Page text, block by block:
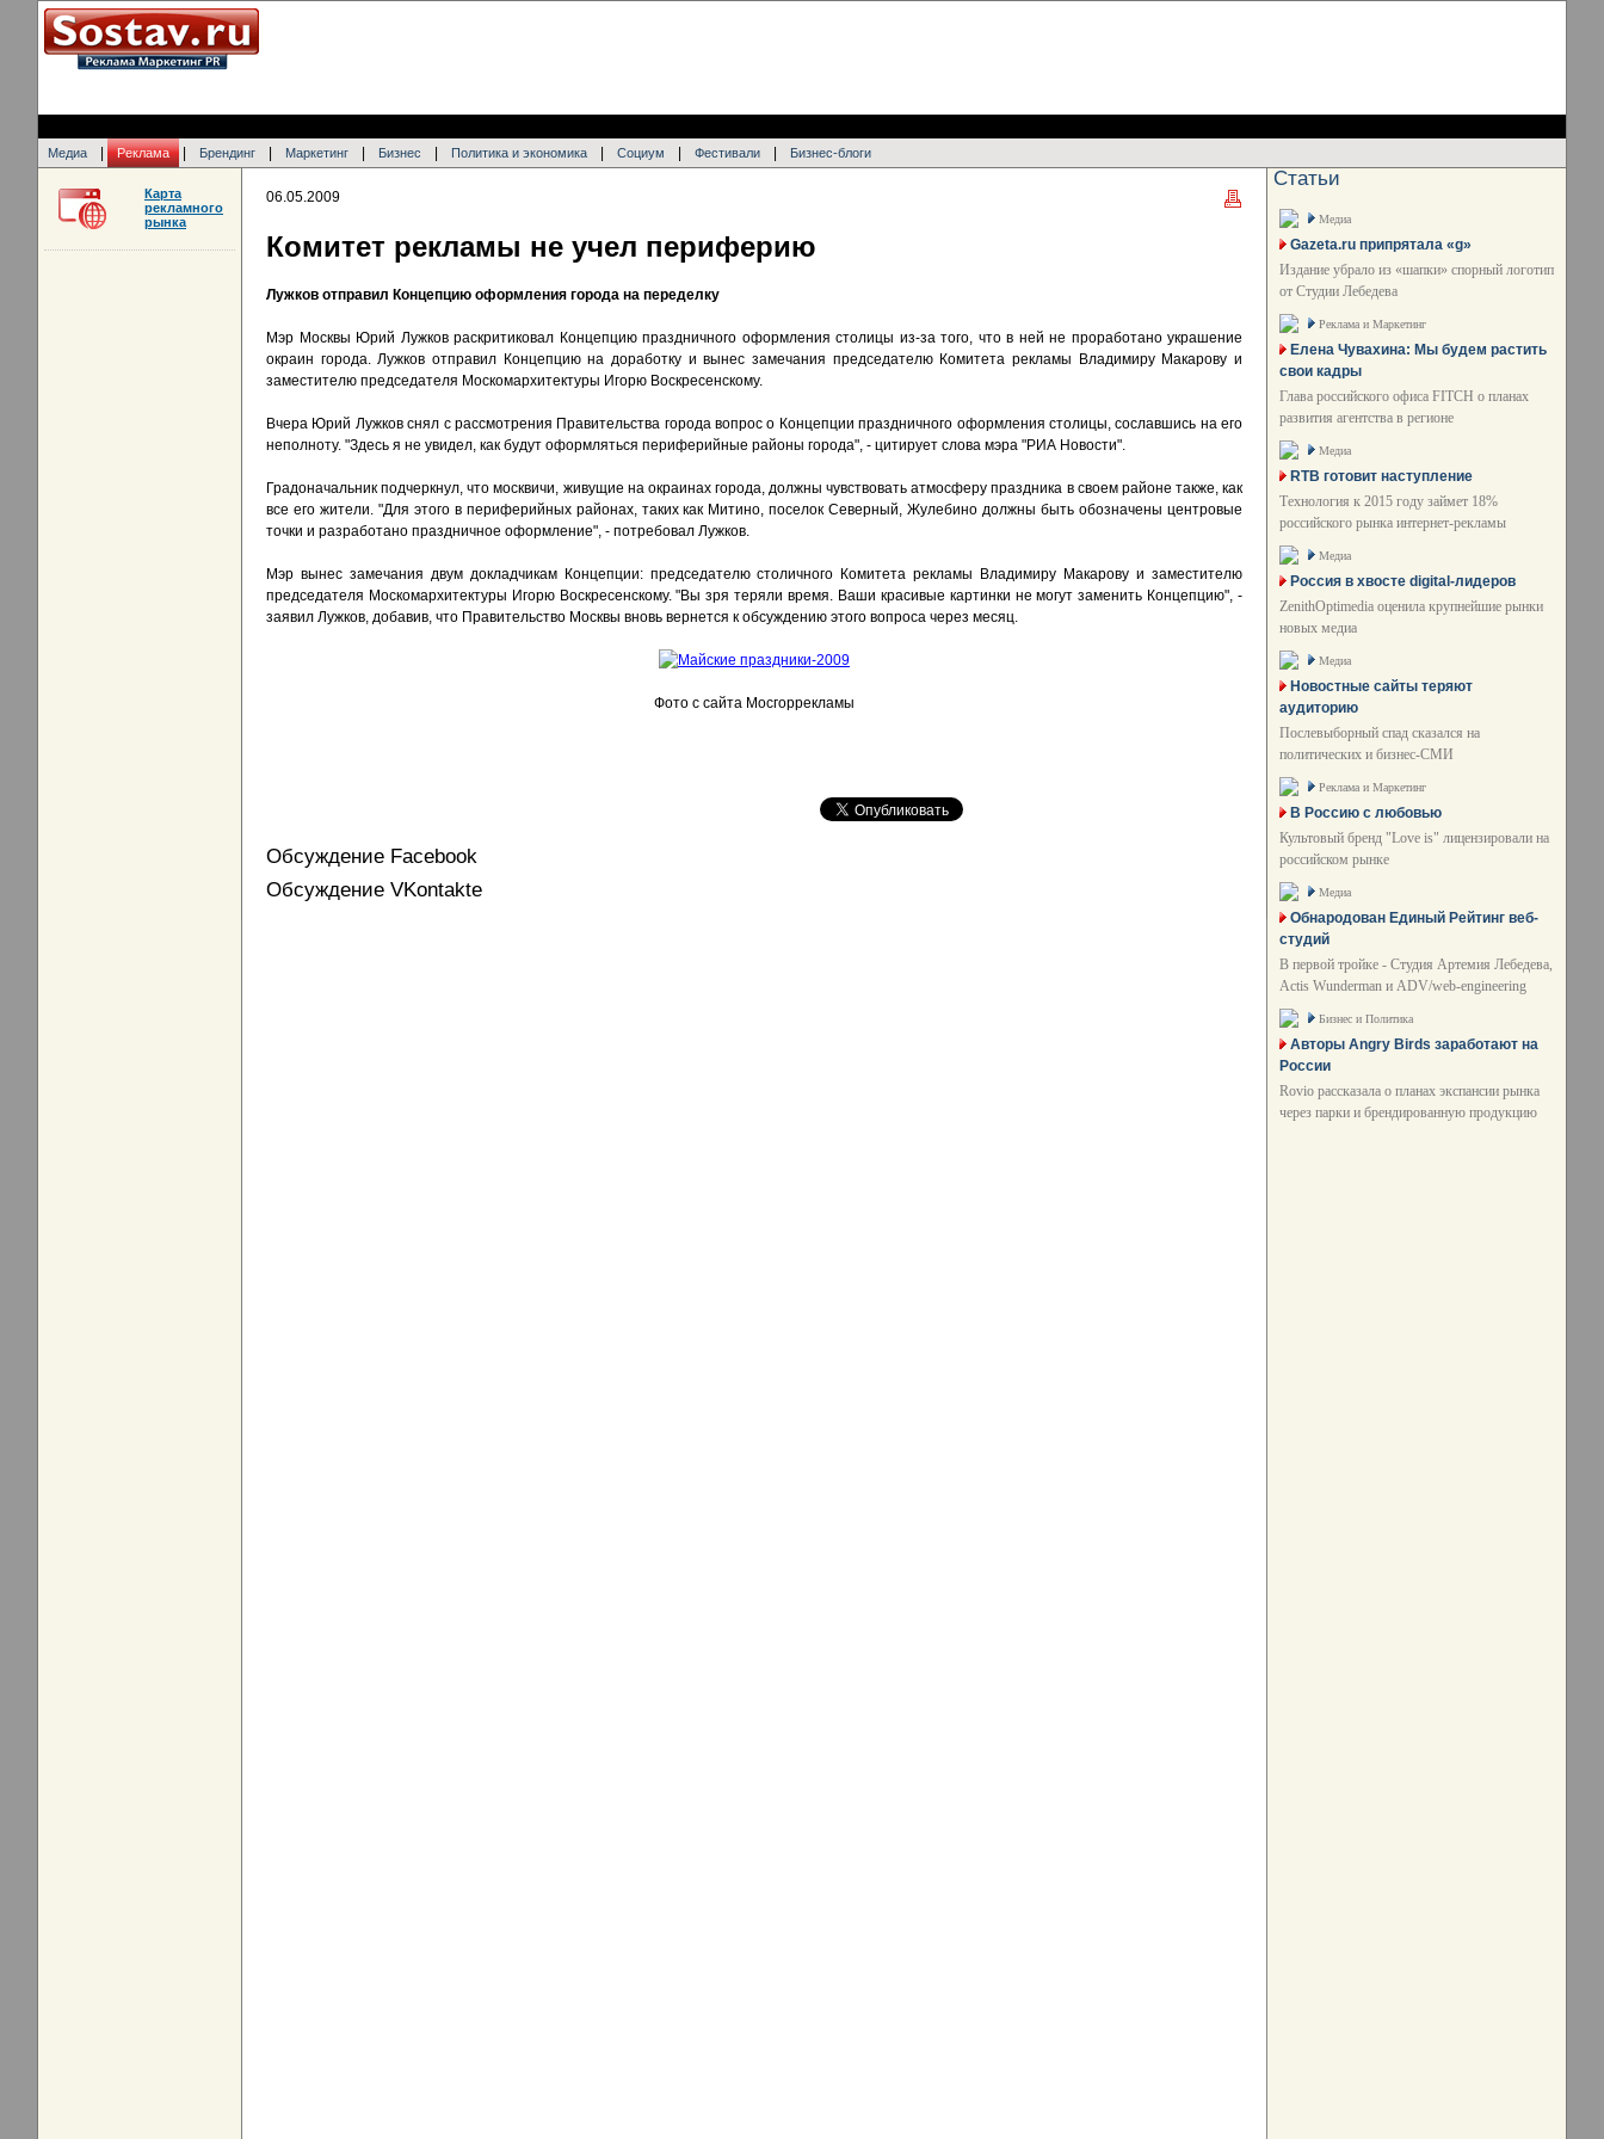
Медиа Реклама Брендинг Маркетинг Бизнес Политика и экономика Социум Фестивали Бизнес-блоги
06.05.2009
Комитет рекламы не учел периферию
Лужков отправил Концепцию оформления города на переделку
Мэр Москвы Юрий Лужков раскритиковал Концепцию праздничного оформления столицы из-за того, что в ней не проработано украшение
окраин города. Лужков отправил Концепцию на доработку и вынес замечания председателю Комитета рекламы Владимиру Макарову и
заместителю председателя Москомархитектуры Игорю Воскресенскому.
Вчера Юрий Лужков снял с рассмотрения Правительства города вопрос о Концепции праздничного оформления столицы, сославшись на его
неполноту. "Здесь я не увидел, как будут оформляться периферийные районы города", - цитирует слова мэра "РИА Новости".
Градоначальник подчеркнул, что москвичи, живущие на окраинах города, должны чувствовать атмосферу праздника в своем районе также, как
все его жители. "Для этого в периферийных районах, таких как Митино, поселок Северный, Жулебино должны быть обозначены центровые
точки и разработано праздничное оформление", - потребовал Лужков.
Мэр вынес замечания двум докладчикам Концепции: председателю столичного Комитета рекламы Владимиру Макарову и заместителю
председателя Москомархитектуры Игорю Воскресенскому. "Вы зря теряли время. Ваши красивые картинки не могут заменить Концепцию", -
заявил Лужков, добавив, что Правительство Москвы вновь вернется к обсуждению этого вопроса через месяц.
Фото с сайта Мосгоррекламы
Обсуждение Facebook
Обсуждение VKontakte
Карта
рекламного
рынка
Статьи
Медиа
Gazeta.ru припрятала «g»
Издание убрало из «шапки» спорный логотип
от Студии Лебедева
Реклама и Маркетинг
Елена Чувахина: Мы будем растить
свои кадры
Глава российского офиса FITCH о планах
развития агентства в регионе
Медиа
RTB готовит наступление
Технология к 2015 году займет 18%
российского рынка интернет-рекламы
Медиа
Россия в хвосте digital-лидеров
ZenithOptimedia оценила крупнейшие рынки
новых медиа
Медиа
Новостные сайты теряют
аудиторию
Послевыборный спад сказался на
политических и бизнес-СМИ
Реклама и Маркетинг
В Россию с любовью
Культовый бренд "Love is" лицензировали на
российском рынке
Медиа
Обнародован Единый Рейтинг веб-
студий
В первой тройке - Студия Артемия Лебедева,
Actis Wunderman и ADV/web-engineering
Бизнес и Политика
Авторы Angry Birds заработают на
России
Rovio рассказала о планах экспансии рынка
через парки и брендированную продукцию